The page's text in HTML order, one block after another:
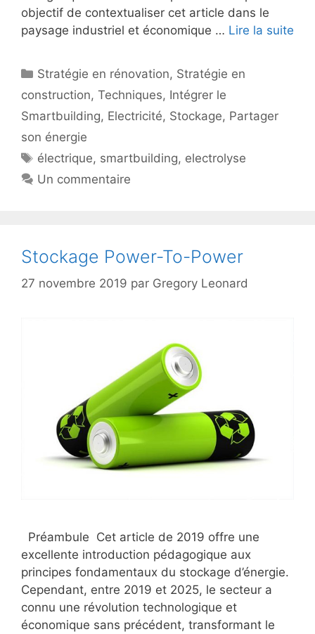
objectif de contextualiser cet article dans le
paysage industriel et économique … Lire la suite
Catégories
Stratégie en rénovation, Stratégie en
construction, Techniques, Intégrer le
Smartbuilding, Electricité, Stockage, Partager
son énergie
Étiquettes
électrique, smartbuilding, electrolyse
Un commentaire
Stockage Power-To-Power
27 novembre 2019 par Gregory Leonard
Préambule Cet article de 2019 offre une
excellente introduction pédagogique aux
principes fondamentaux du stockage d’énergie.
Cependant, entre 2019 et 2025, le secteur a
connu une révolution technologique et
économique sans précédent, transformant le